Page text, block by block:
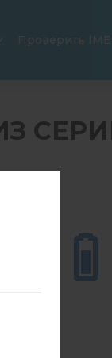
Проверить